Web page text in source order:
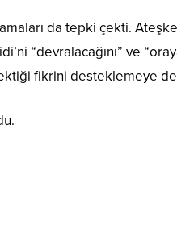
da tepki çekti.
“devralacağını” ve
fikrini desteklemeye